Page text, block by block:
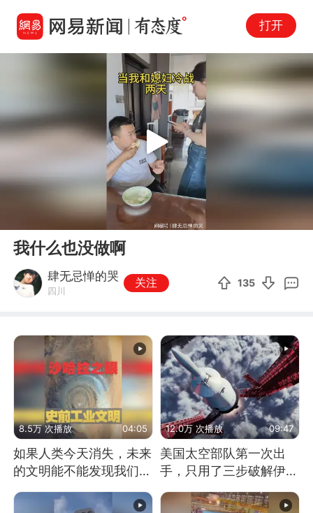
打开
Play
我什么也没做啊
肆无忌惮的哭
四川
关注 135
8.5万 次播放 04:05
如果人类今天消失，未来
的文明能不能发现我们存
在过？
12.0万 次播放 09:47
美国太空部队第一次出
手，只用了三步破解伊朗
防空